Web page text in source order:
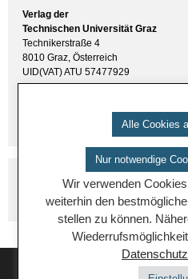
Verlag der
Technischen Universität Graz
Technikerstraße 4
8010 Graz, Österreich
UID(VAT) ATU 57477929
Alle Cookies
Nur notwendige
Wir verwenden
weiterhin den
stellen zu können.